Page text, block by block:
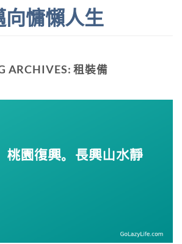
向慵懶人生
ARCHIVES:租裝備